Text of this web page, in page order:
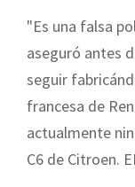
"Es una falsa
aseguró antes
seguir
francesa de
actualmente
C6 de Citroen.